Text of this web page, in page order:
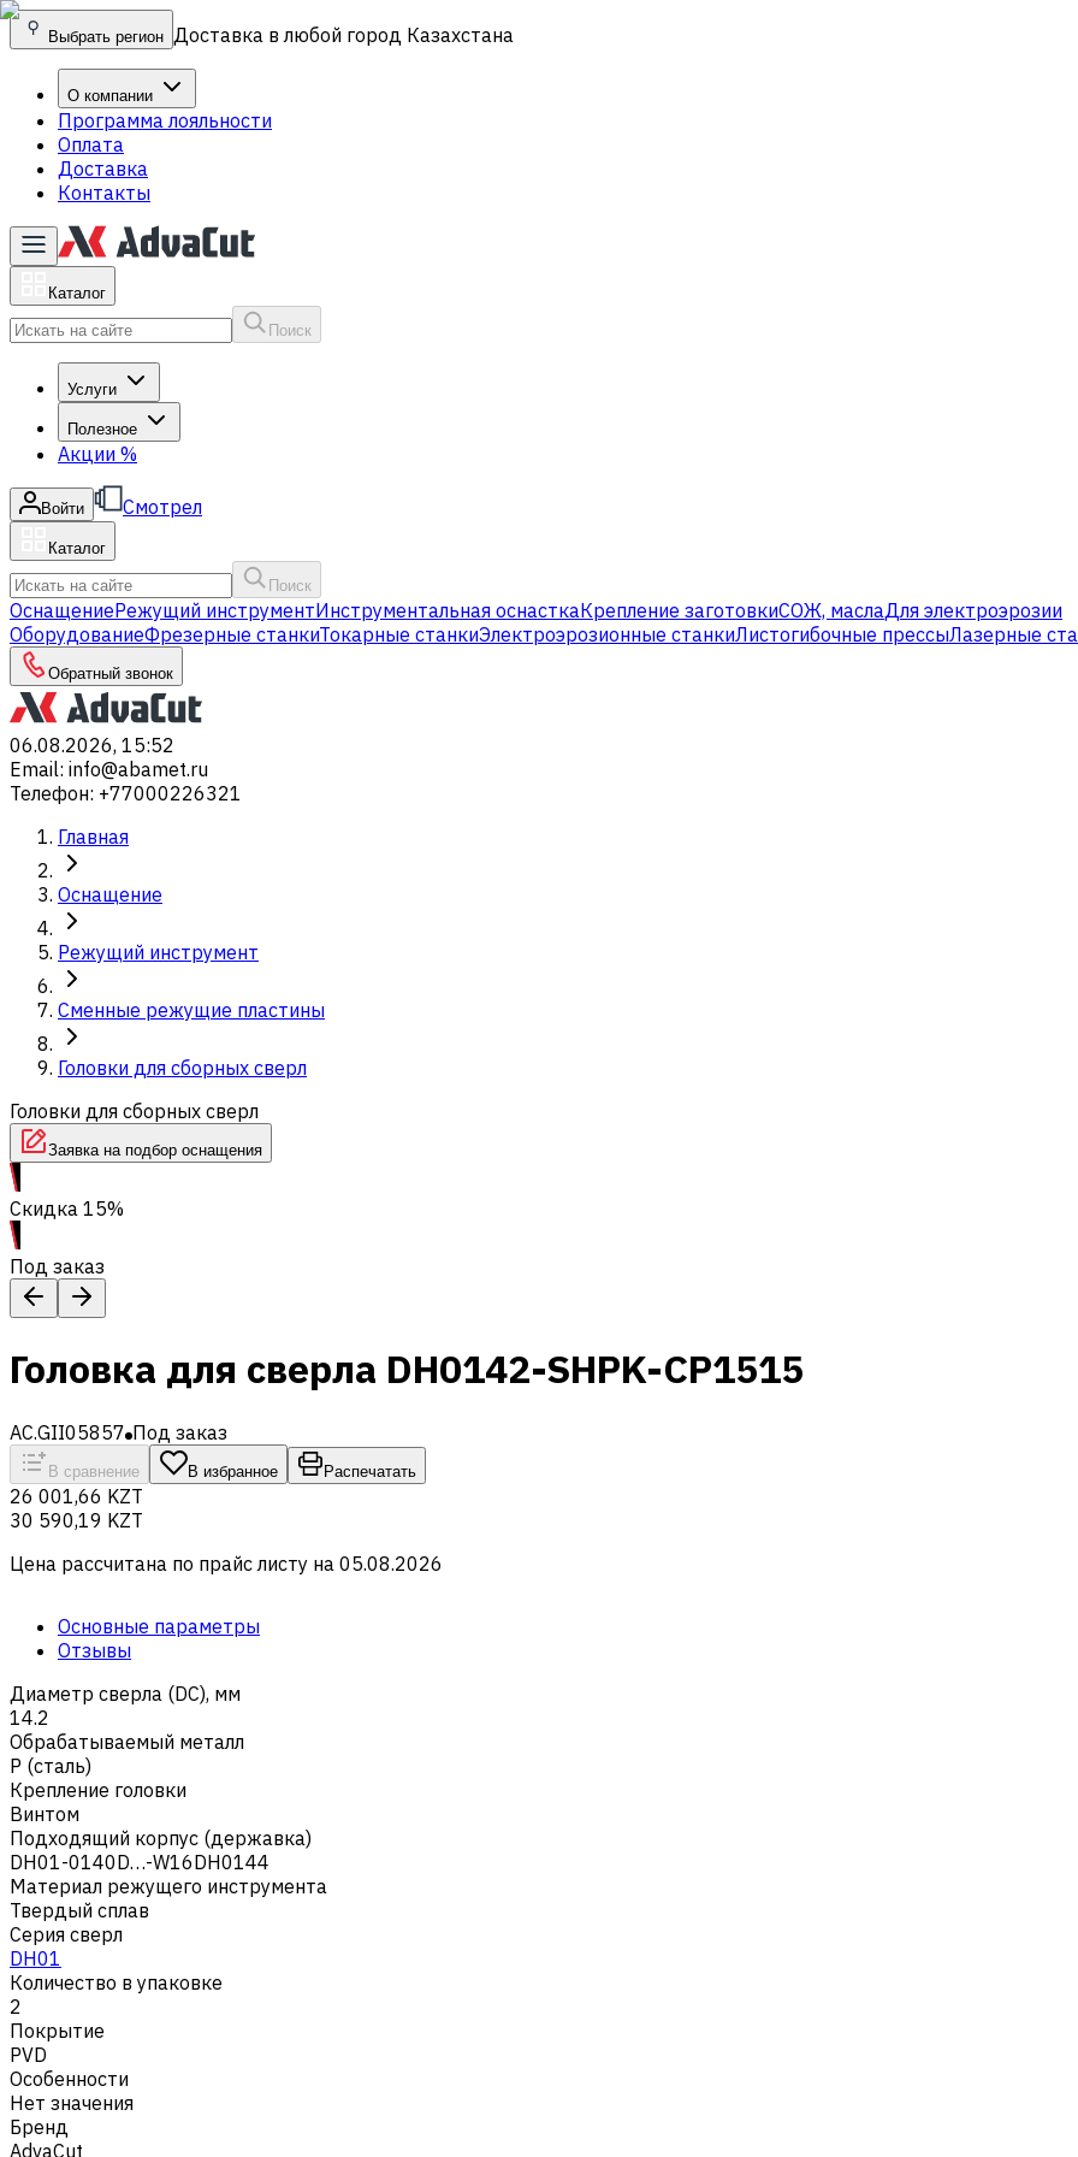
Выбрать регион Доставка в любой город Казахстана
О компании
Программа лояльности
Оплата
Доставка
Контакты
Каталог
Поиск
Услуги
Полезное
Акции %
Войти Смотрел
Каталог
Поиск
ОснащениеРежущий инструментИнструментальная оснасткаКрепление заготовкиСОЖ, маслаДля электроэрозии
ОборудованиеФрезерные станкиТокарные станкиЭлектроэрозионные станкиЛистогибочные прессыЛазерные
Обратный звонок
06.08.2026, 15:52
Email: info@abamet.ru
Телефон: +77000226321
Главная
Оснащение
Режущий инструмент
Сменные режущие пластины
Головки для сборных сверл
Головки для сборных сверл
Заявка на подбор оснащения
Скидка 15%
Под заказ
Головка для сверла DH0142-SHPK-CP1515
AC.GII05857 Под заказ
В сравнение В избранное Распечатать
26 001,66 KZT
30 590,19 KZT
Цена рассчитана по прайс листу на 05.08.2026
Основные параметры
Отзывы
Диаметр сверла (DC), мм
14.2
Обрабатываемый металл
Р (сталь)
Крепление головки
Винтом
Подходящий корпус (державка)
DH01-0140D…-W16DH0144
Материал режущего инструмента
Твердый сплав
Серия сверл
DH01
Количество в упаковке
2
Покрытие
PVD
Особенности
Нет значения
Бренд
AdvaCut